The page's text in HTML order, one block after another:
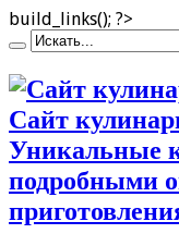
build_links(); ?>
Сайт
Уникальные
подробными